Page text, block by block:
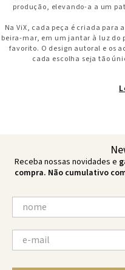
produção, elevando-a a um
Na ViX, cada peça é criada para
beira-mar, em um jantar à luz do
favorito. O design autoral e os
cada escolha seja tão
Receba nossas novidades e
compra. Não cumulativo